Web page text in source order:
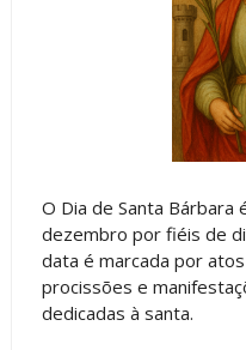
O Dia de Santa Bárbara
dezembro por fiéis de
data é marcada por
procissões e
dedicadas à santa.